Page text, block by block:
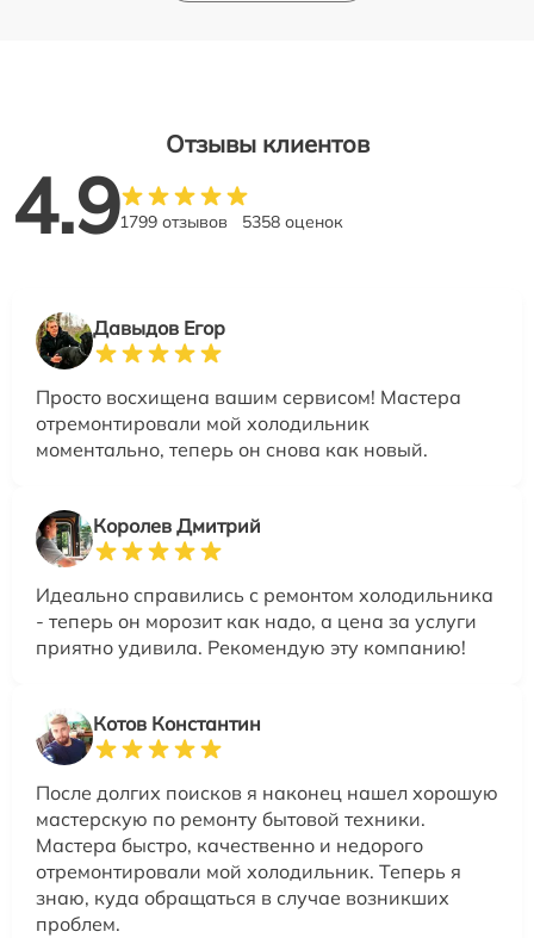
Отзывы клиентов
4.91799 отзывов 5358 оценок
Давыдов Егор
Просто восхищена вашим сервисом! Мастера
отремонтировали мой холодильник
моментально, теперь он снова как новый.
Королев Дмитрий
Идеально справились с ремонтом холодильника
- теперь он морозит как надо, а цена за услуги
приятно удивила. Рекомендую эту компанию!
Котов Константин
После долгих поисков я наконец нашел хорошую
мастерскую по ремонту бытовой техники.
Мастера быстро, качественно и недорого
отремонтировали мой холодильник. Теперь я
знаю, куда обращаться в случае возникших
проблем.